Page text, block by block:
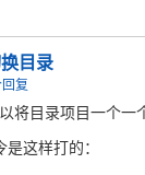
目录
复
将目录项目一个一
这样打的：